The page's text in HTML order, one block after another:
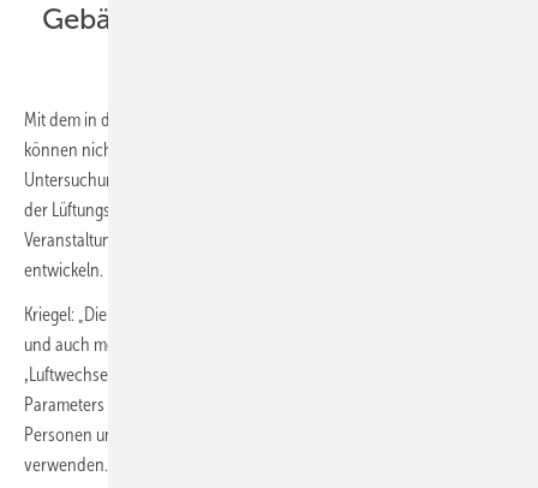
Gebäudemanagement
Mit dem in der Studie entwickelten mathematischen Risikomodell
können nicht nur andere Forschende weiterführende
Untersuchungen anstellen. Es ist auch für Fachkräfte aus der Hygiene,
der Lüftungstechnik sowie dem Gebäude- oder
Veranstaltungsmanagement geeignet, die Hygienekonzepte
entwickeln.
Kriegel: „Die in den Diskussionen über raumlufttechnische Anlagen
und auch mobile Raumluftreiniger häufig verwendete
‚Luftwechselrate‘ ist dabei nicht zielführend.“ Anstelle dieses
Parameters schlagen die Forschenden vor, den auf die Anzahl der
Personen und deren Aufenthaltsdauer bezogenen „Volumenstrom“ zu
verwenden.